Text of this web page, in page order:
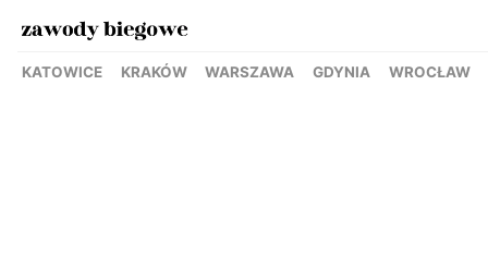
KATOWICE KRAKÓW WARSZAWA GDYNIA WROCŁAW